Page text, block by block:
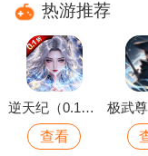
热游推荐
逆天纪（0.1折万抽真充版）
查看